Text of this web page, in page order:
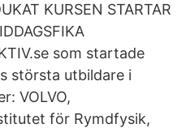
KURSEN STARTAR
som startade
största utbildare i
VOLVO,
för Rymdfysik,